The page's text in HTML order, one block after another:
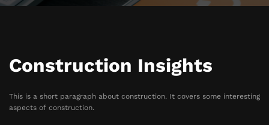
Construction Insights
This is a short paragraph about construction. It covers some interesting
aspects of construction.